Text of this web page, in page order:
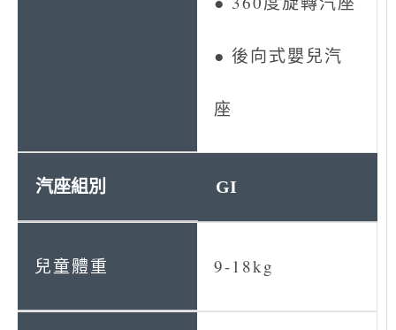
● 後向式嬰兒汽
座
GI
9-18kg